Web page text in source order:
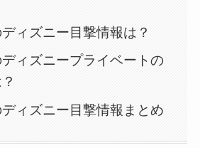
ィズニー目撃情報は？
ィズニープライベートの
ィズニー目撃情報まとめ